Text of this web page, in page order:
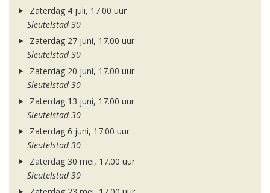
Zaterdag 4 juli, 17.00 uur
Sleutelstad 30
Zaterdag 27 juni, 17.00 uur
Sleutelstad 30
Zaterdag 20 juni, 17.00 uur
Sleutelstad 30
Zaterdag 13 juni, 17.00 uur
Sleutelstad 30
Zaterdag 6 juni, 17.00 uur
Sleutelstad 30
Zaterdag 30 mei, 17.00 uur
Sleutelstad 30